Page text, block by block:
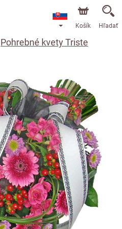
Košík Hľadať
Pohrebné kvety Triste